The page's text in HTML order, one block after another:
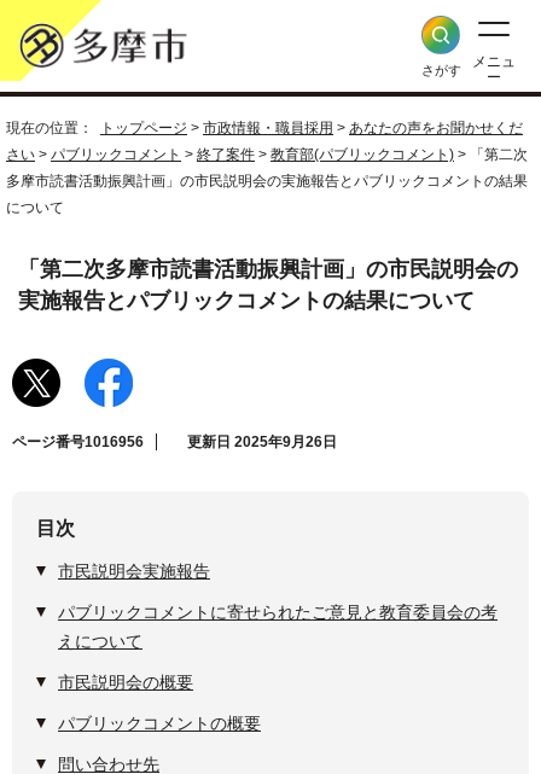
さがす
メニュ
ー
現在の位置： トップページ > 市政情報・職員採用 > あなたの声をお聞かせくだ
さい > パブリックコメント > 終了案件 > 教育部(パブリックコメント) > 「第二次
多摩市読書活動振興計画」の市民説明会の実施報告とパブリックコメントの結果
について
「第二次多摩市読書活動振興計画」の市民説明会の
実施報告とパブリックコメントの結果について
ページ番号1016956 更新日 2025年9月26日
目次
市民説明会実施報告
パブリックコメントに寄せられたご意見と教育委員会の考
えについて
市民説明会の概要
パブリックコメントの概要
問い合わせ先